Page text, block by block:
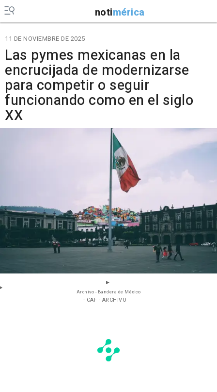
notimérica
11 DE NOVIEMBRE DE 2025
Las pymes mexicanas en la
encrucijada de modernizarse
para competir o seguir
funcionando como en el siglo
XX
Archivo - Bandera de México
- CAF - ARCHIVO